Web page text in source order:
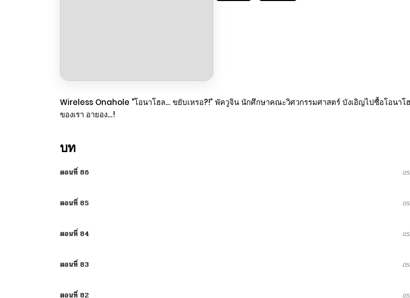
Wireless Onahole “โอนาโฮล… ขยับเหรอ?!” พัควูจิน นักศึกษาคณะวิศวกรรมศาสตร์ บังเอิญไปซื้อโอนา
ของเรา อายอง…!
บท
ตอนที่ 86
ตอนที่ 85
ตอนที่ 84
ตอนที่ 83
ตอนที่ 82